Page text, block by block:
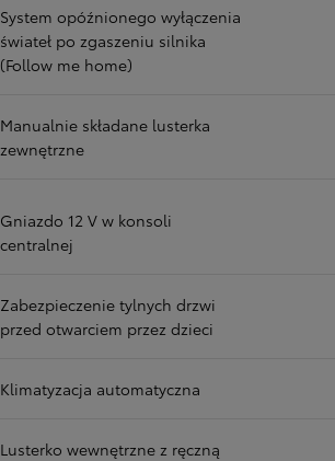
System opóźnionego wyłączenia
świateł po zgaszeniu silnika
(Follow me home)
Manualnie składane lusterka
zewnętrzne
Gniazdo 12 V w konsoli
centralnej
Zabezpieczenie tylnych drzwi
przed otwarciem przez dzieci
Klimatyzacja automatyczna
Lusterko wewnętrzne z ręczną